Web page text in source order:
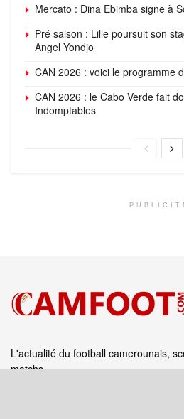
Mercato : Dina Ebimba signe à
Pré saison : Lille poursuit son
Angel Yondjo
CAN 2026 : voici le programme
CAN 2026 : le Cabo Verde fait
Indomptables
L'actualité du football camerounais,
matchs